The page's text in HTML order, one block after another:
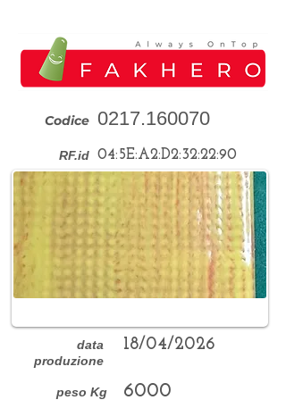
Codice 0217.160070
RF.id 04:5E:A2:D2:32:22:90
data
produzione
peso Kg
18/04/2026
6000